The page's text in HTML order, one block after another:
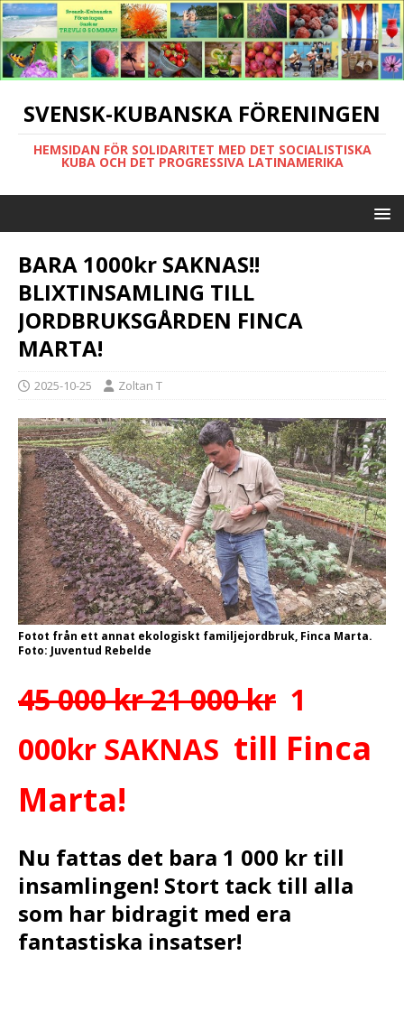
SVENSK-KUBANSKA FÖRENINGEN
HEMSIDAN FÖR SOLIDARITET MED DET SOCIALISTISKA
KUBA OCH DET PROGRESSIVA LATINAMERIKA
BARA 1000kr SAKNAS!!
BLIXTINSAMLING TILL
JORDBRUKSGÅRDEN FINCA
MARTA!
2025-10-25 Zoltan T
Fotot från ett annat ekologiskt familjejordbruk, Finca Marta.
Foto: Juventud Rebelde
45 000 kr 21 000 kr 1
000kr SAKNAS till Finca
Marta!
Nu fattas det bara 1 000 kr till
insamlingen! Stort tack till alla
som har bidragit med era
fantastiska insatser!